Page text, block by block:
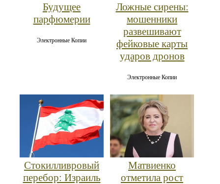
Будущее
парфюмерии
Электронные Копии
Ложные сирены:
мошенники
развешивают
фейковые карты
ударов дронов
Электронные Копии
Стокилливровый
перебор: Израиль
Матвиенко
отметила рост